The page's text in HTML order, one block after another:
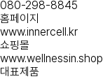
080-298-8845
홈페이지
www.innercell.kr
쇼핑몰
www.wellnessin.shop
대표제품